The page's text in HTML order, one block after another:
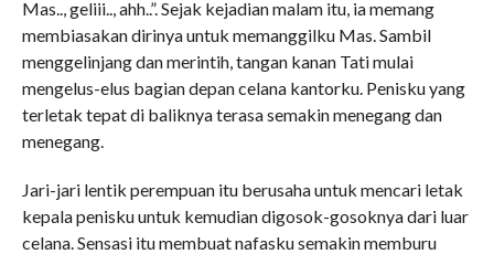
Mas.., geliii.., ahh..”. Sejak kejadian malam itu, ia memang
membiasakan dirinya untuk memanggilku Mas. Sambil
menggelinjang dan merintih, tangan kanan Tati mulai
mengelus-elus bagian depan celana kantorku. Penisku yang
terletak tepat di baliknya terasa semakin menegang dan
menegang.
Jari-jari lentik perempuan itu berusaha untuk mencari letak
kepala penisku untuk kemudian digosok-gosoknya dari luar
celana. Sensasi itu membuat nafasku semakin memburu